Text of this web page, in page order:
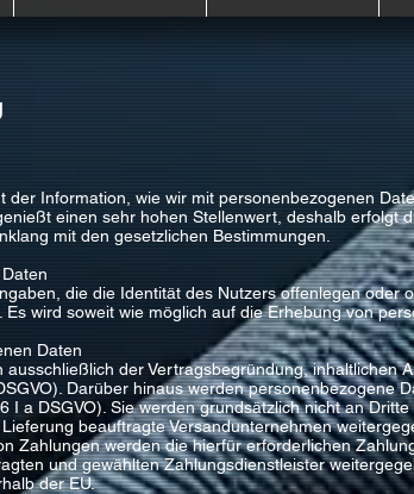
der Information, wie wir mit personenbezogenen
einen sehr hohen Stellenwert, deshalb erfolgt
mit den gesetzlichen Bestimmungen.
die die Identität des Nutzers offenlegen oder
wird soweit wie möglich auf die Erhebung von
Daten
ausschließlich der Vertragsbegründung, inhaltlichen
Darüber hinaus werden personenbezogene
I a DSGVO). Sie werden grundsätzlich nicht an
beauftragte Versandunternehmen
Zahlungen werden die hierfür erforderlichen
und gewählten Zahlungsdienstleister
der EU.